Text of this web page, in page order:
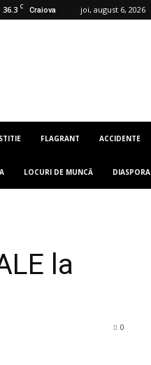
36.3 C Craiova joi, august 6, 2026
FLAGRANT ACCIDENTE
LOCURI DE MUNCĂ DIASPORA
la
0